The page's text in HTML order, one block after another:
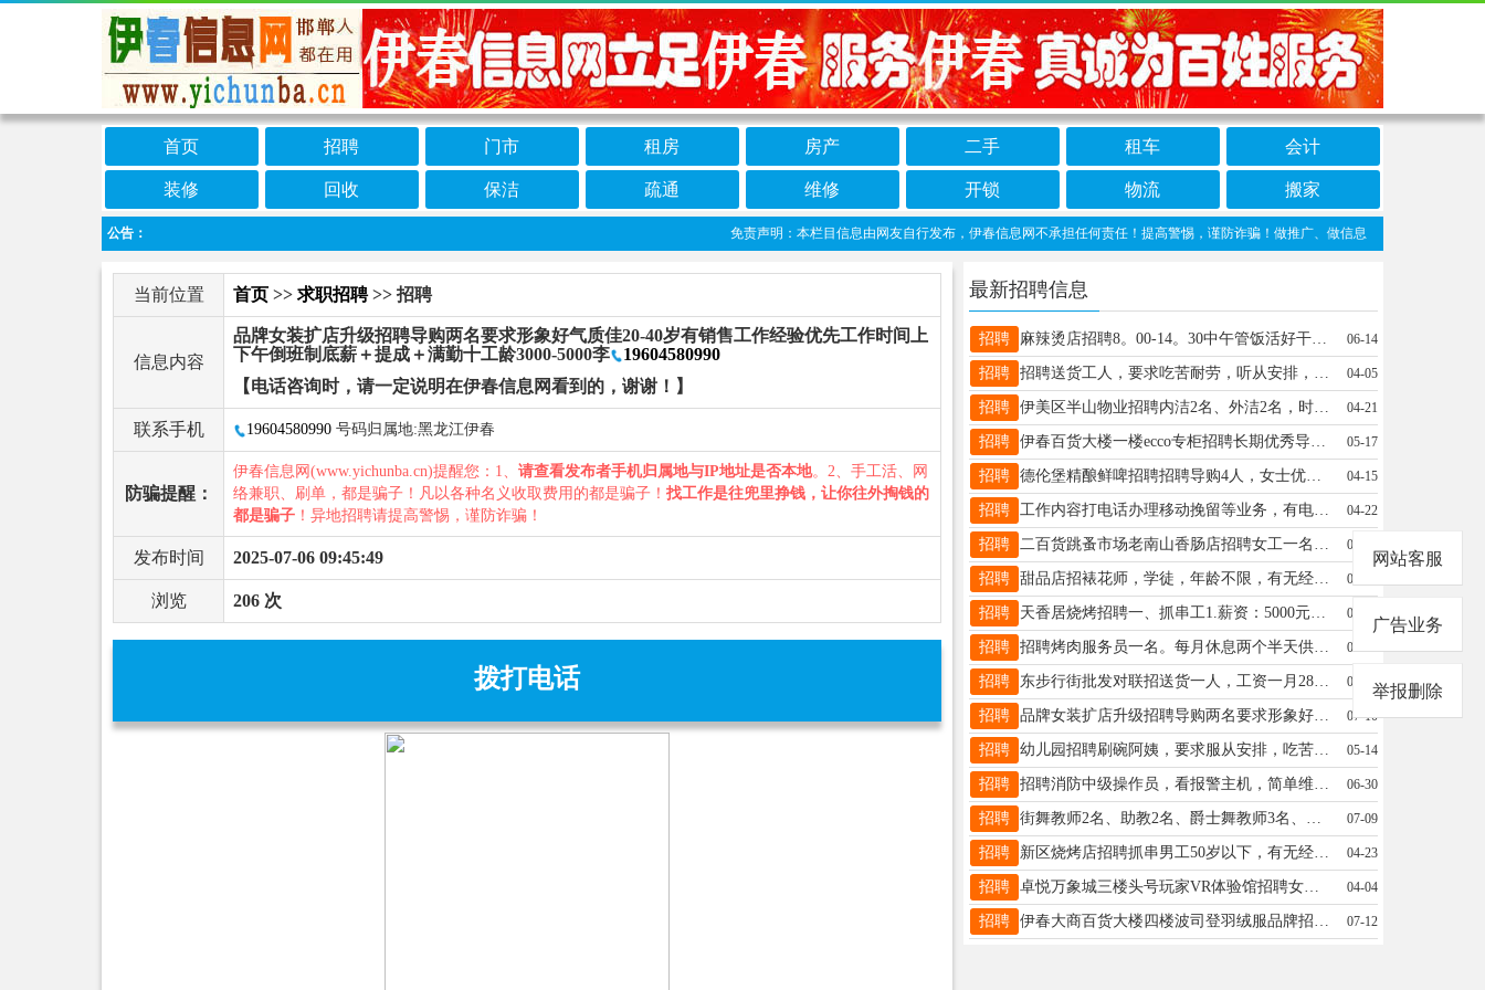
首页 招聘 门市 租房 房产 二手 租车 会计
装修 回收 保洁 疏通 维修 开锁 物流 搬家
公告： 免责声明：本栏目信息由网友自行发布，伊春信息网不承担任何责任！提高警惕，谨防诈骗！做推广、做信息置顶！请加伊春信息网
当前位置 首页 >> 求职招聘>> 招聘
信息内容
品牌女装扩店升级招聘导购两名要求形象好气质佳20-40岁有销售工作经验优先工作时间上
下午倒班制底薪＋提成＋满勤十工龄3000-5000李
19604580990
【电话咨询时，请一定说明在伊春信息网看到的，谢谢！】
联系手机 19604580990 号码归属地:黑龙江伊春
防骗提醒：
伊春信息网(www.yichunba.cn)提醒您：1、 请查看发布者手机归属地与IP地址是否本地。2、手工活、网
络兼职、刷单，都是骗子！凡以各种名义收取费用的都是骗子！ 找工作是往兜里挣钱，让你往外掏钱的
都是骗子 ！异地招聘请提高警惕，谨防诈骗！
发布时间 2025-07-06 09:45:49
浏览 206 次
拨打电话
最新招聘信息
招聘 麻辣烫店招聘8。00-14。30中午管饭活好干地址普新小区工资：210013804853445国先生13804853445 06-14
招聘 招聘送货工人，要求吃苦耐劳，听从安排，年纪不限，老板事儿少，活好干，男士优先刘先生13846666838 04-05
招聘 伊美区半山物业招聘内洁2名、外洁2名，时间自由，活轻松不累，附近优先。有意者来物业联系。程先生13199277791 04-21
招聘 伊春百货大楼一楼ecco专柜招聘长期优秀导购形象好，气质佳，热爱零售行业，有责任心有两年以上大女装以及户外品牌销售经验者优先底薪+提成+5天年假+生日福利+法定假日三薪+五险一金杨女士13845839191 05-17
招聘 德伦堡精酿鲜啤招聘招聘导购4人，女士优先要求:年龄30-45岁，会简单电脑收银操作，有团队精神，听从安排！勤奋上进。薪资待遇:底薪3500+满勤+早晚倒班+月休2天+节日福利乌马河，松韵新城，八中，二百货笑笑18345888737 04-15
招聘 工作内容打电话办理移动挽留等业务，有电脑操作基础45岁以下高中以上学历，双休+法休试用期过后五险一金，工资待遇:底薪+绩效张13895930626 04-22
招聘 二百货跳蚤市场老南山香肠店招聘女工一名，年龄45到55岁，具体事宜面议。电话13846640706李13846640706 07-24
招聘 甜品店招裱花师，学徒，年龄不限，有无经验均可，工资待遇优厚，底薪➕满勤➕工龄奖，每月两天带薪休假，非诚勿扰李15636417066 06-21
招聘 天香居烧烤招聘一、抓串工1.薪资：5000元/月2.工作时间：下午2点-晚上1点3.休息：每月2天整休4.要求：男女不限18－50岁二、零活工1.薪资：5000元/月2.工作时间：下午2点-晚上1点3.休息：每月2天整休4.要求：男性，25-55岁有意者请添加微信：13214581997三：提前招聘暑假工和钟点工有意者添加微信：15350636909员工之间氛围很好，年轻老板事少，平时员工聚餐，欢迎您来到我们的大家庭。范女士13214581997 05-07
招聘 招聘烤肉服务员一名。每月休息两个半天供吃工资面议地址：清华名寓老夜市里联系电话:17845589997张女士17845589997 04-22
招聘 东步行街批发对联招送货一人，工资一月2800。周女士18045883008 04-15
招聘 品牌女装扩店升级招聘导购两名要求形象好气质佳20-40岁有销售工作经验优先工作时间上下午倒班制底薪＋提成＋满勤十工龄3000-5000李19604580990 07-10
招聘 幼儿园招聘刷碗阿姨，要求服从安排，吃苦耐劳50以上，能长期工作者优先。李洋洋15245886933 05-14
招聘 招聘消防中级操作员，看报警主机，简单维保，上一休二，每月2800，要求有中级证，身体健康。尹先生15304581199 06-30
招聘 街舞教师2名、助教2名、爵士舞教师3名、助教2名、中国舞教师2名、助教2名、芭蕾教师1名、 主课教师：要求：教学经验2年以上、以hiphop、jazz为主、教授年龄4-12岁、认真工作负责、有爱心，可响应学校各项活动安排。 助教教师要求：踏实负责、可帮主课教师安排班级课程流程、可培训。 工资薪酬=课时费、坐班费、满勤奖、敬业奖 待遇丰厚、每年寒暑期有15天带薪假。 联系电话：18845868787（微信同号），16519819999 上班地点：伊春市伊美区大商北侧舞之星舞蹈学校舞之星16519819999 07-09
招聘 新区烧烤店招聘抓串男工50岁以下，有无经验均可，长期优先，干活干净利落，有意者联系18104585118白女士18104585118 04-23
招聘 卓悦万象城三楼头号玩家VR体验馆招聘女营业员（35岁左右有销售经验优先）和寒假工，早9晚7，工资3000元-5000元（有提成卖的多提的多），节假日有200-500元现金奖励，活不累游客来了用鼠标给游客放影片，不忙时可座着休息另招长期能干的周六周日女营业员，早9晚7，80元一天（干的好可加钱），卖会员卡有提成，加提成100元+杨先生13946529221 04-04
招聘 伊春大商百货大楼四楼波司登羽绒服品牌招聘导购员，要求年龄40岁以下，薪资待遇2700元-8000元，半天班，货好卖，有意者可到店面谈或电话咨询18645869996或18645868586李先生18645868586 07-12
网站客服
广告业务
举报删除